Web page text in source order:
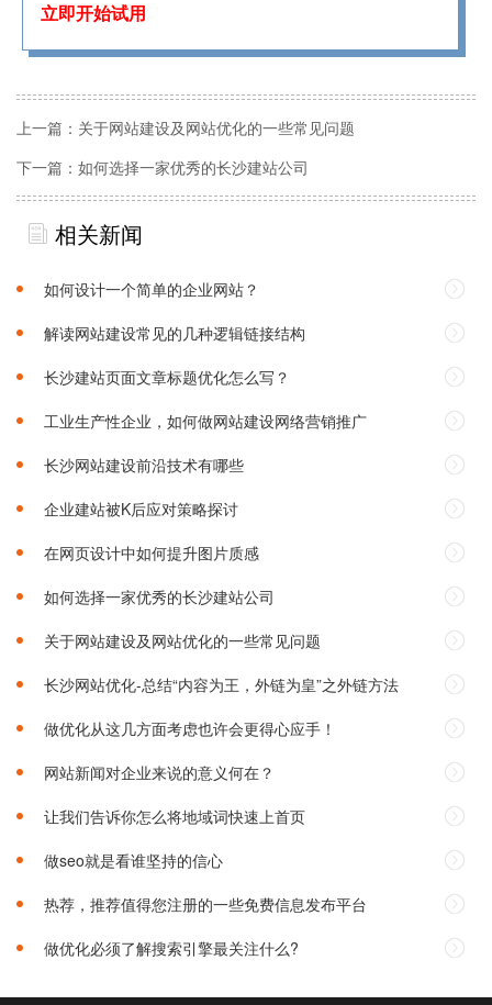
立即开始试用
上一篇： 关于网站建设及网站优化的一些常见问题
下一篇： 如何选择一家优秀的长沙建站公司‌
相关新闻
如何设计一个简单的企业网站？
解读网站建设常见的几种逻辑链接结构
长沙建站页面文章标题优化怎么写？
工业生产性企业，如何做网站建设网络营销推广
长沙网站建设前沿技术有哪些
企业建站被K后应对策略探讨
在网页设计中如何提升图片质感
如何选择一家优秀的长沙建站公司‌
关于网站建设及网站优化的一些常见问题
长沙网站优化-总结“内容为王，外链为皇”之外链方法
做优化从这几方面考虑也许会更得心应手！
网站新闻对企业来说的意义何在？
让我们告诉你怎么将地域词快速上首页
做seo就是看谁坚持的信心
热荐，推荐值得您注册的一些免费信息发布平台
做优化必须了解搜索引擎最关注什么?